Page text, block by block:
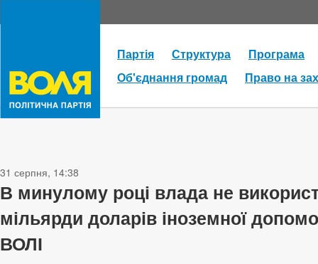
Партія Структура
Програма
Об'єднання громад
Право на
31 серпня, 14:38
В минулому році влада не
мільярди доларів іноземної
ВОЛІ